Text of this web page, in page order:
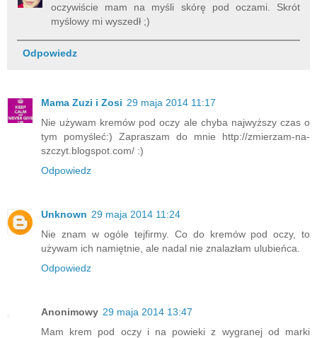
oczywiście mam na myśli skórę pod oczami. Skrót
myślowy mi wyszedł ;)
Odpowiedz
Mama Zuzi i Zosi 29 maja 2014 11:17
Nie używam kremów pod oczy ale chyba najwyższy czas o
tym pomyśleć:) Zapraszam do mnie http://zmierzam-na-
szczyt.blogspot.com/ :)
Odpowiedz
Unknown 29 maja 2014 11:24
Nie znam w ogóle tejfirmy. Co do kremów pod oczy, to
używam ich namiętnie, ale nadal nie znalazłam ulubieńca.
Odpowiedz
Anonimowy 29 maja 2014 13:47
Mam krem pod oczy i na powieki z wygranej od marki